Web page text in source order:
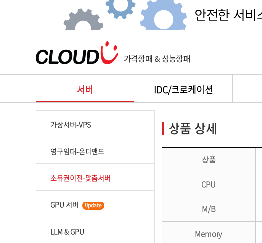
서버 IDC/코로케이션
가상서버-VPS
영구임대-온디맨드
소유권이전-맞춤서버
GPU 서버 Update
LLM & GPU
상품 상세
상품
CPU
M/B
Memory